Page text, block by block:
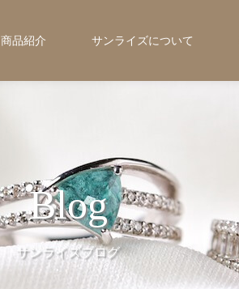
商品紹介 サンライズについて
Blog
サンライズブログ